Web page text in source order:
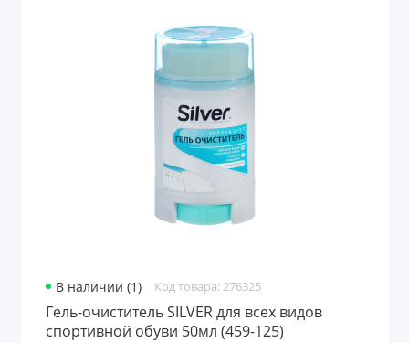
В наличии (1) Код товара: 276325
Гель-очиститель SILVER для всех видов
спортивной обуви 50мл (459-125)